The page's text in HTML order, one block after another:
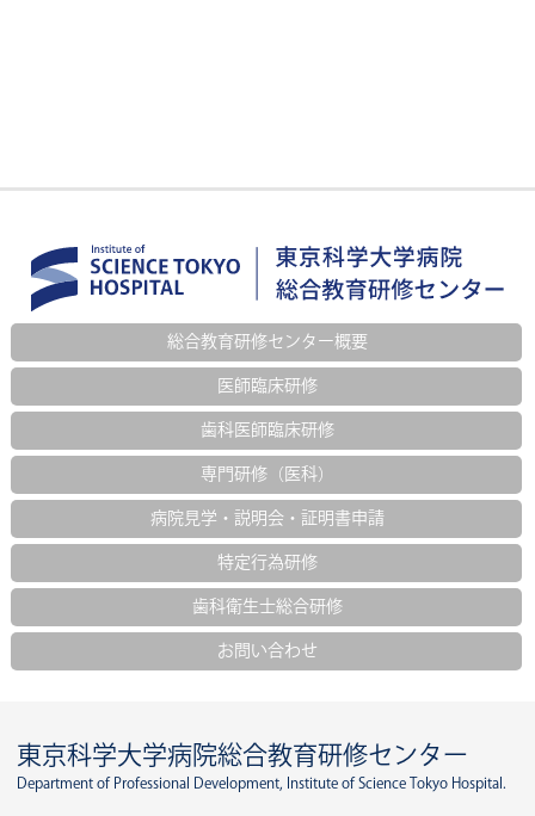
総合教育研修センター概要
医師臨床研修
歯科医師臨床研修
専門研修（医科）
病院見学・説明会・証明書申請
特定行為研修
歯科衛生士総合研修
お問い合わせ
東京科学大学病院総合教育研修センター
Department of Professional Development, Institute of Science Tokyo Hospital.